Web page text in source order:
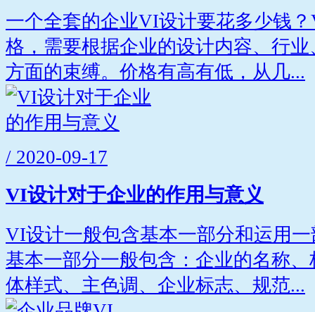
一个全套的企业VI设计要花多少钱
格，需要根据企业的设计内容、行
方面的束缚。价格有高有低，从几...
/ 2020-09-17
VI设计对于企业的作用与意义
VI设计一般包含基本一部分和运用
基本一部分一般包含：企业的名称
体样式、主色调、企业标志、规范...